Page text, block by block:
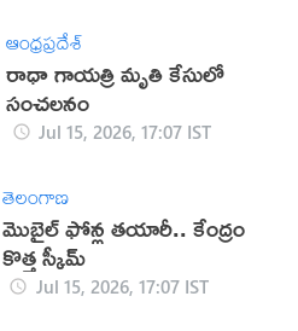
ఆంధ్రప్రదేశ్
రాధా గాయత్రి మృతి కేసులో
సంచలనం
Jul 15, 2026, 17:07 IST
తెలంగాణ
మొబైల్‌ ఫోన్ల తయారీ.. కేంద్రం
కొత్త స్కీమ్‌
Jul 15, 2026, 17:07 IST